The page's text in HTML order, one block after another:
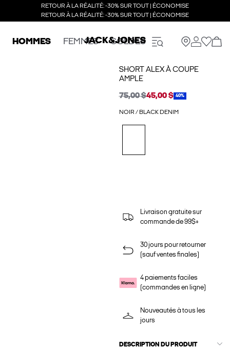
RETOUR À LA RÉALITÉ: -30% SUR TOUT | ÉCONOMISE
RETOUR À LA RÉALITÉ: -30% SUR TOUT | ÉCONOMISE
HOMMES FEMMES SOLDES
SHORT ALEX À COUPE
AMPLE
75,00 $45,00 $ 40%
NOIR / BLACK DENIM
Livraison gratuite sur
commande de 99$+
30 jours pour retourner
(sauf ventes finales)
4 paiements faciles
(commandes en ligne)
Nouveautés à tous les
jours
DESCRIPTION DU PRODUIT